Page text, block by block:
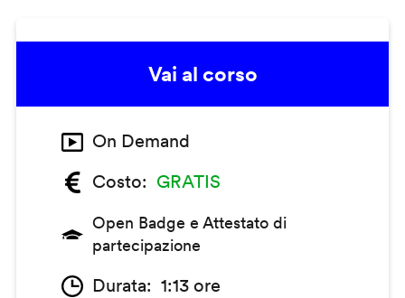
Vai al corso
On Demand
Costo
GRATIS
Open Badge e Attestato di
partecipazione
Durata 1:13 ore